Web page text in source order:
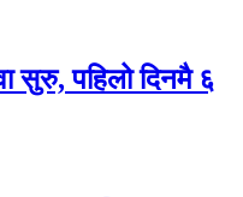
सुरु, पहिलो दिनमै ६